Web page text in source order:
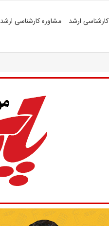
کارشناسی ارشد مشاوره کارشناسی ارشد